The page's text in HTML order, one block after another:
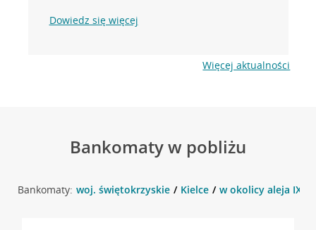
Dowiedz się więcej
Więcej aktualności
Bankomaty w pobliżu
Bankomaty: woj. świętokrzyskie Kielce w okolicy aleja IX